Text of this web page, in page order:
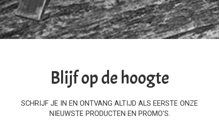
Blijf op de hoogte
SCHRIJF JE IN EN ONTVANG ALTIJD ALS EERSTE ONZE
NIEUWSTE PRODUCTEN EN PROMO'S.